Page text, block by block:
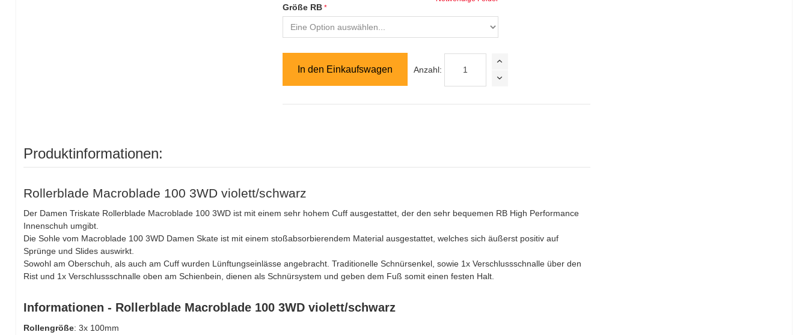
Größe RB
Anzahl:
In den Einkaufswagen
Produktinformationen:
Rollerblade Macroblade 100 3WD violett/schwarz
Der Damen Triskate Rollerblade Macroblade 100 3WD ist mit einem sehr hohem Cuff ausgestattet, der den sehr bequemen RB High Performance
Innenschuh umgibt.
Die Sohle vom Macroblade 100 3WD Damen Skate ist mit einem stoßabsorbierendem Material ausgestattet, welches sich äußerst positiv auf
Sprünge und Slides auswirkt.
Sowohl am Oberschuh, als auch am Cuff wurden Lünftungseinlässe angebracht. Traditionelle Schnürsenkel, sowie 1x Verschlussschnalle über den
Rist und 1x Verschlussschnalle oben am Schienbein, dienen als Schnürsystem und geben dem Fuß somit einen festen Halt.
Informationen - Rollerblade Macroblade 100 3WD violett/schwarz
Rollengröße: 3x 100mm